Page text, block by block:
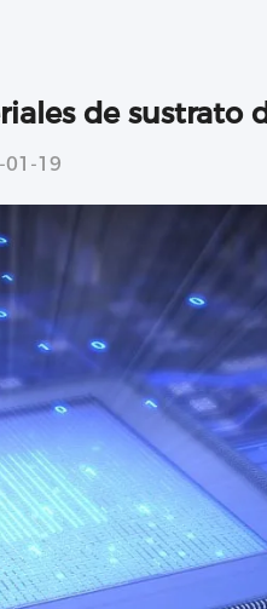
de sustrato
01-19